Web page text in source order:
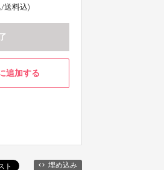
送料込)
追加する
埋め込み